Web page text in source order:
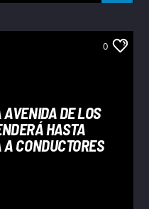
0
DE LOS
HASTA
CONDUCTORES